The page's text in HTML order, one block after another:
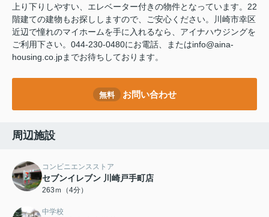
上り下りしやすい、エレベーター付きの物件となっています。22
階建ての建物もお探ししますので、ご安心ください。川崎市幸区
近辺で憧れのマイホームを手に入れるなら、アイナハウジングを
ご利用下さい。044-230-0480にお電話、またはinfo@aina-
housing.co.jpまでお待ちしております。
無料 お問い合わせ
周辺施設
コンビニエンスストア
セブンイレブン 川崎戸手町店
263ｍ（4分）
中学校